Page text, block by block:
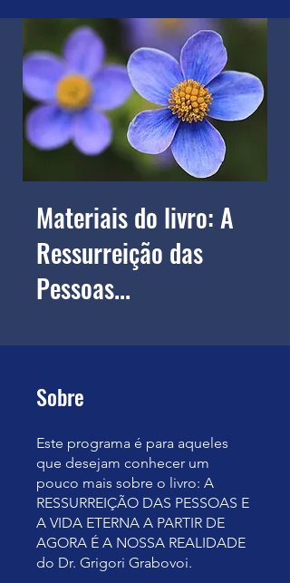
Materiais do livro: A
Ressurreição das
Pessoas...
Sobre
Este programa é para aqueles
que desejam conhecer um
pouco mais sobre o livro: A
RESSURREIÇÃO DAS PESSOAS E
A VIDA ETERNA A PARTIR DE
AGORA É A NOSSA REALIDADE
do Dr. Grigori Grabovoi.